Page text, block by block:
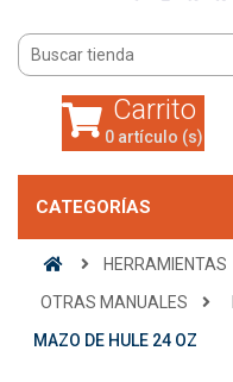
Carrito
0 artículo (s)
CATEGORÍAS
HERRAMIENTAS
OTRAS MANUALES
MAZO DE HULE 24 OZ